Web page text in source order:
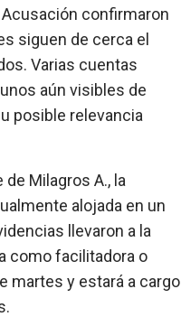
confirmaron
siguen de cerca el
Varias cuentas
aún visibles de
posible relevancia
Milagros A., la
alojada en un
llevaron a la
como facilitadora o
martes y estará a cargo